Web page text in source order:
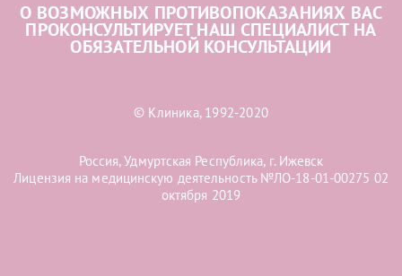
О ВОЗМОЖНЫХ ПРОТИВОПОКАЗАНИЯХ ВАС
ПРОКОНСУЛЬТИРУЕТ НАШ СПЕЦИАЛИСТ НА
ОБЯЗАТЕЛЬНОЙ КОНСУЛЬТАЦИИ
© Клиника, 1992-2020
Россия, Удмуртская Республика, г. Ижевск
Лицензия на медицинскую деятельность №ЛО-18-01-00275 02
октября 2019